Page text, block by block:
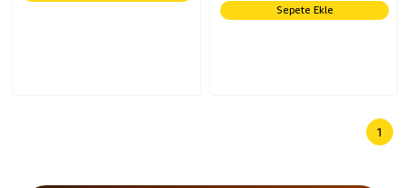
Sepete Ekle
1